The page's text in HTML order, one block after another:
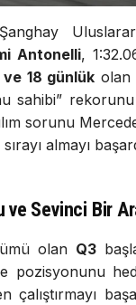
Antonelli,
ve 18 günlük olan
sahibi” rekorunu
sorunu
almayı
Sevinci Bir
olan Q3
pozisyonunu
çalıştırmayı